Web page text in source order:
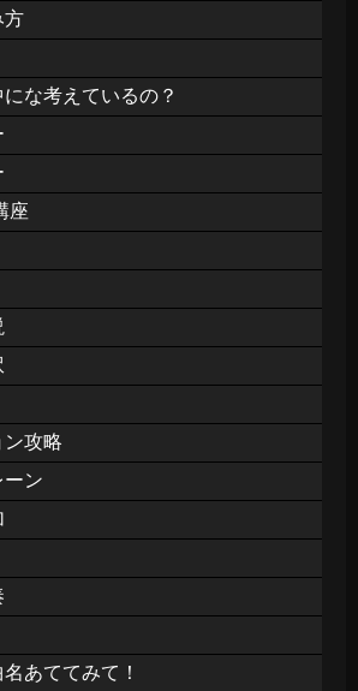
方
な考えているの？
座
ン攻略
ーン
あててみて！